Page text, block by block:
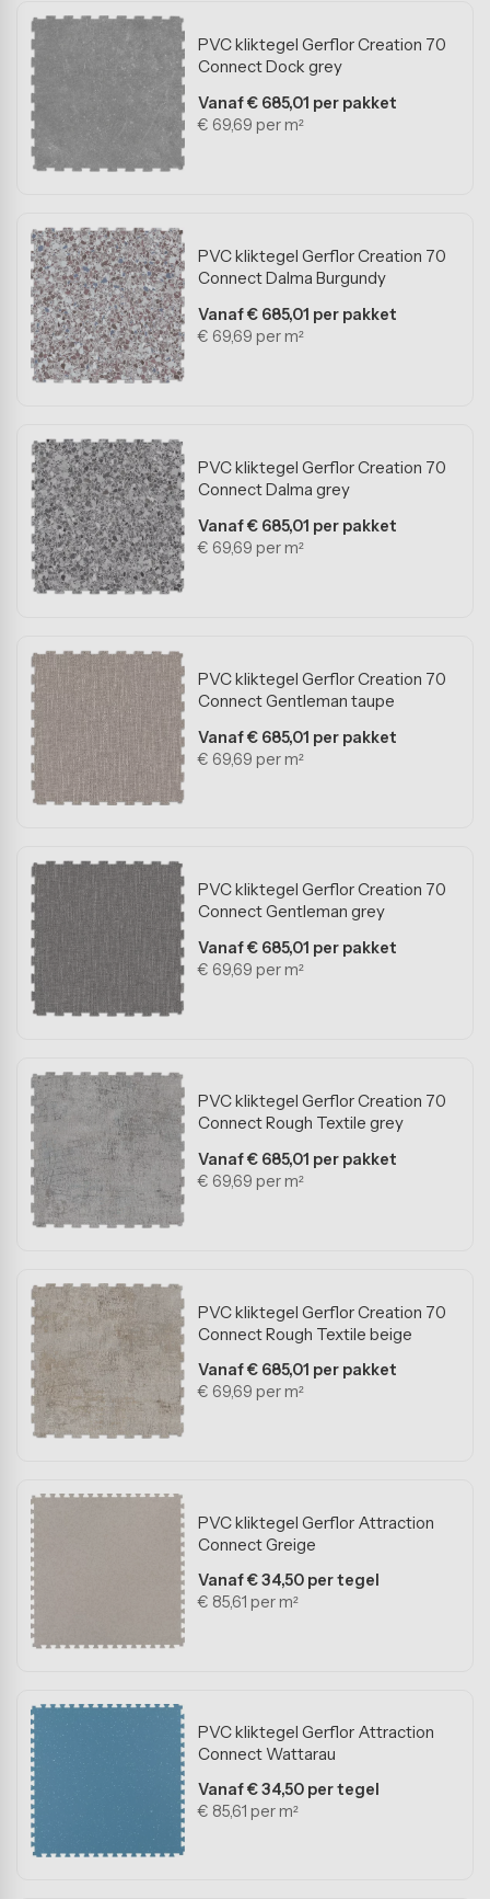
PVC kliktegel Gerflor Creation 70
Connect Dock grey
Vanaf € 685,01 per pakket
€ 69,69 per m²
PVC kliktegel Gerflor Creation 70
Connect Dalma Burgundy
Vanaf € 685,01 per pakket
€ 69,69 per m²
PVC kliktegel Gerflor Creation 70
Connect Dalma grey
Vanaf € 685,01 per pakket
€ 69,69 per m²
PVC kliktegel Gerflor Creation 70
Connect Gentleman taupe
Vanaf € 685,01 per pakket
€ 69,69 per m²
PVC kliktegel Gerflor Creation 70
Connect Gentleman grey
Vanaf € 685,01 per pakket
€ 69,69 per m²
PVC kliktegel Gerflor Creation 70
Connect Rough Textile grey
Vanaf € 685,01 per pakket
€ 69,69 per m²
PVC kliktegel Gerflor Creation 70
Connect Rough Textile beige
Vanaf € 685,01 per pakket
€ 69,69 per m²
PVC kliktegel Gerflor Attraction
Connect Greige
Vanaf € 34,50 per tegel
€ 85,61 per m²
PVC kliktegel Gerflor Attraction
Connect Wattarau
Vanaf € 34,50 per tegel
€ 85,61 per m²
Slaapkamervloeren
Keukenvloeren
Badkamervloeren
Niet zeker welke vloer?
Onze vakspecialisten helpen u graag.